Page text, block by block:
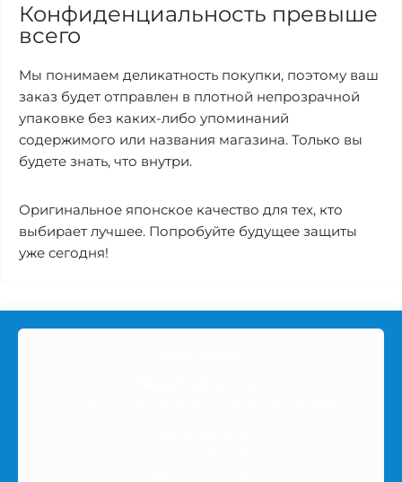
Конфиденциальность превыше
всего
Мы понимаем деликатность покупки, поэтому ваш
заказ будет отправлен в плотной непрозрачной
упаковке без каких-либо упоминаний
содержимого или названия магазина. Только вы
будете знать, что внутри.
Оригинальное японское качество для тех, кто
выбирает лучшее. Попробуйте будущее защиты
уже сегодня!